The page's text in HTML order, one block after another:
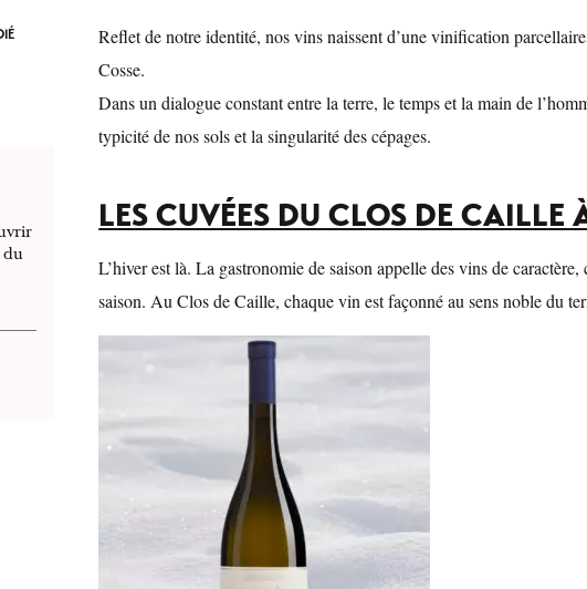
du
Reflet de notre identité, nos vins naissent d’une vinification
Cosse.
Dans un dialogue constant entre la terre, le temps et la main de
typicité de nos sols et la singularité des cépages.
LES CUVÉES DU CLOS DE CAILLE
L’hiver est là. La gastronomie de saison appelle des vins de
saison. Au Clos de Caille, chaque vin est façonné au sens noble du